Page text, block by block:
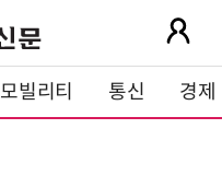
모빌리티 통신 경제